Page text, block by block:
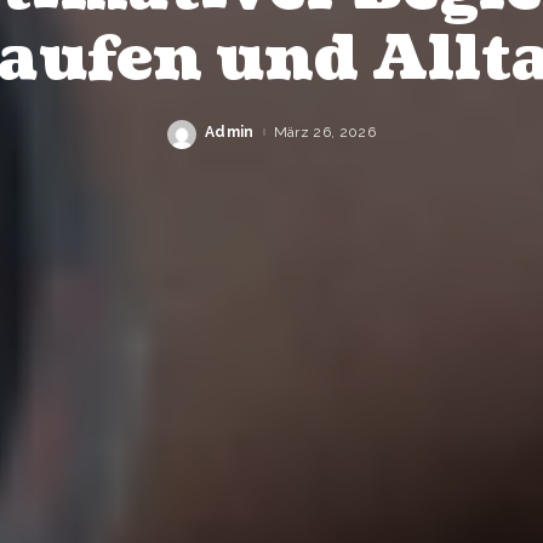
und
Posted
Admin März 26, 2026